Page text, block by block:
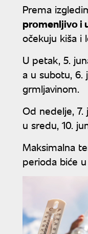
Prema
promenljivo i
očekuju kiša i
U petak, 5.
a u subotu, 6.
grmljavinom.
Od nedelje,
u sredu, 10.
Maksimalna
perioda biće